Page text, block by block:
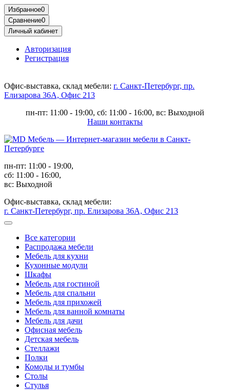
Избранное0
Сравнение0
Личный кабинет
Авторизация
Регистрация
Офис-выставка, склад мебели: г. Санкт-Петербург, пр.
Елизарова 36А, Офис 213
пн-пт: 11:00 - 19:00, сб: 11:00 - 16:00, вс: Выходной
Наши контакты
пн-пт: 11:00 - 19:00,
сб: 11:00 - 16:00,
вс: Выходной
Офис-выставка, склад мебели:
г. Санкт-Петербург, пр. Елизарова 36А, Офис 213
Все категории
Распродажа мебели
Мебель для кухни
Кухонные модули
Шкафы
Мебель для гостиной
Мебель для спальни
Мебель для прихожей
Мебель для ванной комнаты
Мебель для дачи
Офисная мебель
Детская мебель
Стеллажи
Полки
Комоды и тумбы
Столы
Стулья